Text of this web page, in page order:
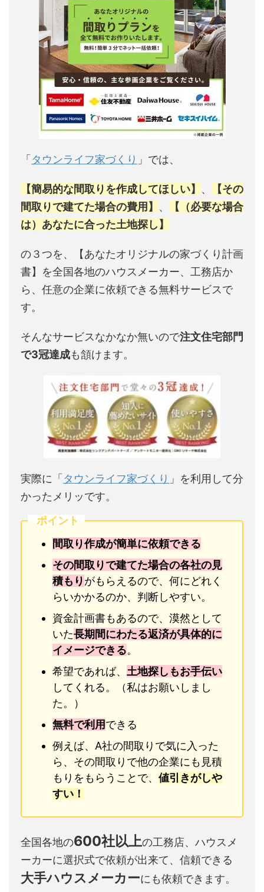
「タウンライフ家づくり 」では、
【簡易的な間取りを作成してほしい】 、
【その
間取りで建てた場合の費用】 、
【（必要な場合
は）あなたに合った土地探し】
の３つを、【あなたオリジナルの家づくり計画
書】を全国各地のハウスメーカー、工務店か
ら、任意の企業に依頼できる無料サービスで
す。
そんなサービスなかなか無いので注文住宅部門
で3冠達成も頷けます。
実際に「タウンライフ家づくり 」を利用して分
かったメリッです。
ポイント
間取り作成が簡単に依頼できる
その間取りで建てた場合の各社の見
積もりがもらえるので、何にどれく
らいかかるのか、判断しやすい。
資金計画書もあるので、漠然として
いた長期間にわたる返済が具体的に
イメージできる。
希望であれば、 土地探しもお手伝い
してくれる。（私はお願いしまし
た。）
無料で利用できる
例えば、A社の間取りで気に入った
ら、その間取りで他の企業にも見積
もりをもらうことで、 値引きがしや
すい！
全国各地の600社以上の工務店、ハウスメ
ーカーに選択式で依頼が出来て、信頼できる
大手ハウスメーカーにも依頼できます。